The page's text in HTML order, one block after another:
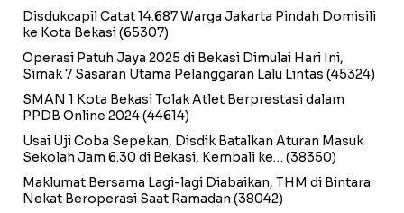
Disdukcapil Catat 14.687 Warga Jakarta Pindah Domisili
ke Kota Bekasi(65307)
Operasi Patuh Jaya 2025 di Bekasi Dimulai Hari Ini,
Simak 7 Sasaran Utama Pelanggaran Lalu Lintas (45324)
SMAN 1 Kota Bekasi Tolak Atlet Berprestasi dalam
PPDB Online 2024(44614)
Usai Uji Coba Sepekan, Disdik Batalkan Aturan Masuk
Sekolah Jam 6.30 di Bekasi, Kembali ke… (38350)
Maklumat Bersama Lagi-lagi Diabaikan, THM di Bintara
Nekat Beroperasi Saat Ramadan (38042)